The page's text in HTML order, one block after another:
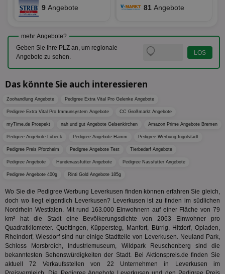
9 Angebote 81 Angebote
mehr Angebote?
Geben Sie Ihre PLZ an, um regionale
Angebote zu sehen.
Das könnte Sie auch interessieren
Zoohandlung Angebote Pedigree Extra Vital Pro Gelenke Angebote
Pedigree Extra Vital Pro Immunsystem Angebote CC Großmarkt Angebote
myTime.de Prospekt nah und gut Angebote Gelsenkirchen Amazon Prime Angebote Bremen
Pedigree Angebote Lübeck Pedigree Angebote Hamm Pedigree Werbung Ingolstadt
Pedigree Preis Pforzheim Pedigree Angebote Test Tierbedarf Angebote
Pedigree Angebote Hundenassfutter Angebote Pedigree Nassfutter Angebote
Pedigree Angebote 400g Rinti Gold Angebote 185g
Wo Sie die Pedigree Werbung Leverkusen finden können erfahren Sie gleich,
doch wo liegt eigentlich Leverkusen? Leverkusen ist zu finden im südlichen
Nordrhein Westfalen. Mit rund 163.000 Einwohnern auf einer Fläche von 79
km² hat die Stadt eine Bevölkerungsdichte von 2063 Einwohner pro
Quadratkilometer. Quettingen, Küppersteg, Manfort, Bürrig, Hitdorf, Opladen,
Rheindorf, Wiesdorf sind nur einige Stadtteile von Leverkusen. Neuland Park,
Schloss Morsbroich, Industriemuseum, Wildpark Reuschenberg sind die
bekanntesten Sehenswürdigkeiten der Stadt. Bei Aktionspreis.de finden Sie
aktuell 72 Verkaufsstellen von 22 Unternehmen in Leverkusen im
CookieScriptConsent
www.aktionspreis.de
1 Monat
Name Provider/ Domäne Ablaufdatum
_ga_BZ0Z3NWXX5
.aktionspreis.de
1 Jahr 1
Name Provider/Domäne Ablaufdatum
Name
Provider /
Domäne
Ablaufdatum
chkChromeAb67Sec .pubmatic.com 3 Monate
Dieses
Name Provider/Domäne Ablaufdatum
uid-bp-159
StickyADS.tv
.ads.stickyadstv.com
2 Monate